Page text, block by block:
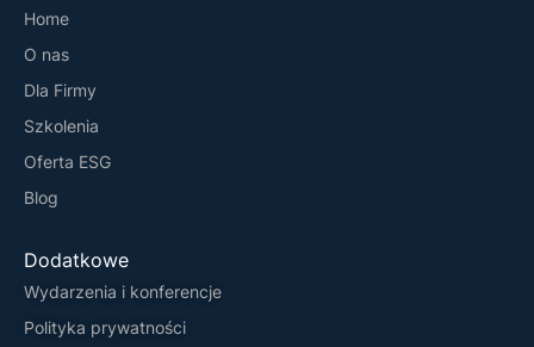
Home
O nas
Dla Firmy
Szkolenia
Oferta ESG
Blog
Dodatkowe
Wydarzenia i konferencje
Polityka prywatności